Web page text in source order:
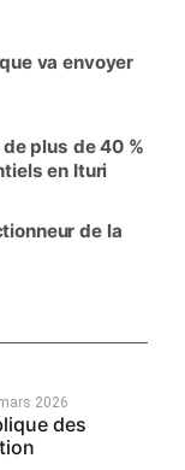
va envoyer
de plus de 40 %
en Ituri
de la
2026
des